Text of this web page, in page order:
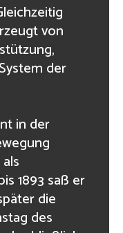
von
der
in der
1893 saß er
die
des